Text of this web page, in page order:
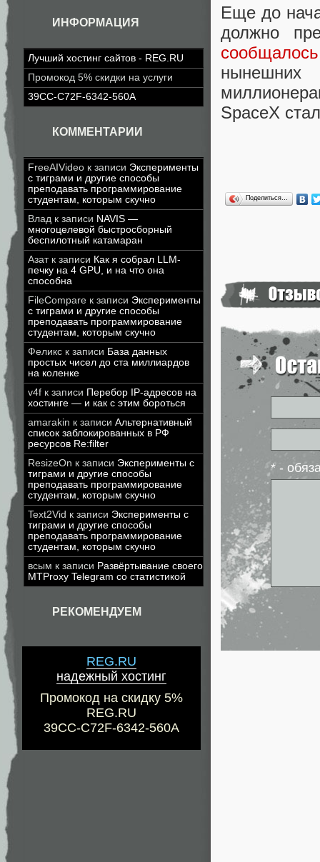
ИНФОРМАЦИЯ
Лучший хостинг сайтов - REG.RU
Промокод 5% скидки на услуги
39CC-C72F-6342-560A
КОММЕНТАРИИ
FreeAIVideo к записи Эксперименты
с тиграми и другие способы
преподавать программирование
студентам, которым скучно
Влад к записи NAVIS —
многоцелевой быстросборный
беспилотный катамаран
Азатк записи Как я собрал LLM-
печку на 4 GPU, и на что она
способна
FileCompare к записи Эксперименты
с тиграми и другие способы
преподавать программирование
студентам, которым скучно
Феликс к записи База данных
простых чисел до ста миллиардов
на коленке
v4f к записи Перебор IP-адресов на
хостинге — и как с этим бороться
amarakin к записи Альтернативный
список заблокированных в РФ
ресурсов Re:filter
ResizeOn к записи Эксперименты с
тиграми и другие способы
преподавать программирование
студентам, которым скучно
Text2Vid к записи Эксперименты с
тиграми и другие способы
преподавать программирование
студентам, которым скучно
всым к записи Развёртывание своего
MTProxy Telegram со статистикой
РЕКОМЕНДУЕМ
REG.RU
надежный хостинг
Промокод на скидку 5%
REG.RU
39CC-C72F-6342-560A
Еще до
должно
сообщалось
нынешних
SpaceX
Поделиться…
* -